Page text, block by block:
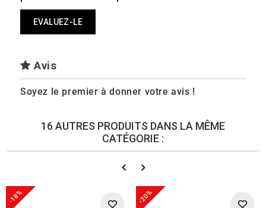
EVALUEZ-LE
Avis
Soyez le premier à donner votre avis !
16 AUTRES PRODUITS DANS LA MÊME
CATÉGORIE :
-18% -20%